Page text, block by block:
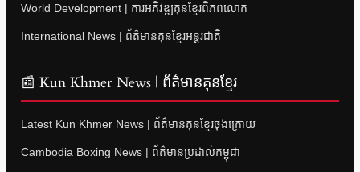
World Development | ការអភិវឌ្ឍគុនខ្មែរពិភពលោក
International News | ព័ត៌មានគុនខ្មែរអន្តរជាតិ
📰 Kun Khmer News | ព័ត៌មានគុនខ្មែរ
Latest Kun Khmer News | ព័ត៌មានគុនខ្មែរចុងក្រោយ
Cambodia Boxing News | ព័ត៌មានប្រដាល់កម្ពុជា